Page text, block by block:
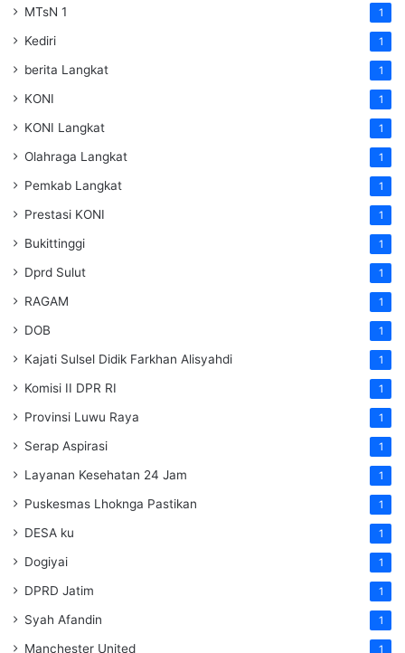
MTsN 1 1
Kediri 1
berita Langkat 1
KONI 1
KONI Langkat 1
Olahraga Langkat 1
Pemkab Langkat 1
Prestasi KONI 1
Bukittinggi 1
Dprd Sulut 1
RAGAM 1
DOB 1
Kajati Sulsel Didik Farkhan Alisyahdi 1
Komisi II DPR RI 1
Provinsi Luwu Raya 1
Serap Aspirasi 1
Layanan Kesehatan 24 Jam 1
Puskesmas Lhoknga Pastikan 1
DESA ku 1
Dogiyai 1
DPRD Jatim 1
Syah Afandin 1
Manchester United 1